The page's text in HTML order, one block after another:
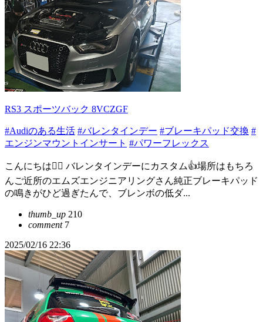
RS3 スポーツバック 8VCZGF
#Audiのある生活 #バレンタインデー #ブレーキパッド交換 #
エンジンマウントインサート #パワーフレックス
こんにちは🙇‍♂️ バレンタインデーにカスタム👍️場所はもちろ
んご近所のエムズエンジニアリングさん純正ブレーキパッド
の鳴きがひど過ぎたんで、ブレンボの低ダ...
thumb_up 210
comment7
2025/02/16 22:36